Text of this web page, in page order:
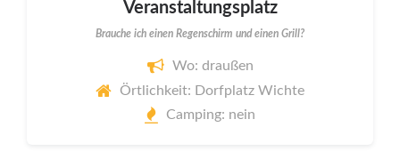
Veranstaltungsplatz
Brauche ich einen Regenschirm und einen Grill?
Wo: draußen
Örtlichkeit: Dorfplatz Wichte
Camping: nein